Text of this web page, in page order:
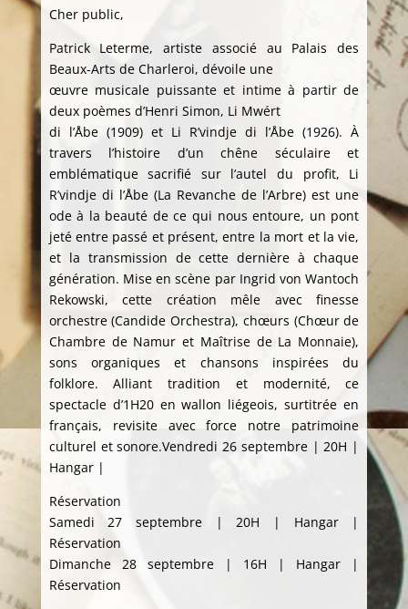
Cher public,
Patrick Leterme, artiste associé au Palais des
Beaux-Arts de Charleroi, dévoile une
œuvre musicale puissante et intime à partir de
deux poèmes d’Henri Simon, Li Mwért
di l’Åbe (1909) et Li R’vindje di l’Åbe (1926). À
travers l’histoire d’un chêne séculaire et
emblématique sacrifié sur l’autel du profit, Li
R’vindje di l’Åbe (La Revanche de l’Arbre) est une
ode à la beauté de ce qui nous entoure, un pont
jeté entre passé et présent, entre la mort et la vie,
et la transmission de cette dernière à chaque
génération. Mise en scène par Ingrid von Wantoch
Rekowski, cette création mêle avec finesse
orchestre (Candide Orchestra), chœurs (Chœur de
Chambre de Namur et Maîtrise de La Monnaie),
sons organiques et chansons inspirées du
folklore. Alliant tradition et modernité, ce
spectacle d’1H20 en wallon liégeois, surtitrée en
français, revisite avec force notre patrimoine
culturel et sonore.Vendredi 26 septembre | 20H |
Hangar |
Réservation
Samedi 27 septembre | 20H | Hangar |
Réservation
Dimanche 28 septembre | 16H | Hangar |
Réservation